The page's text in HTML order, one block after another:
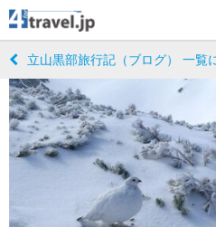
立山黒部旅行記（ブログ） 一覧